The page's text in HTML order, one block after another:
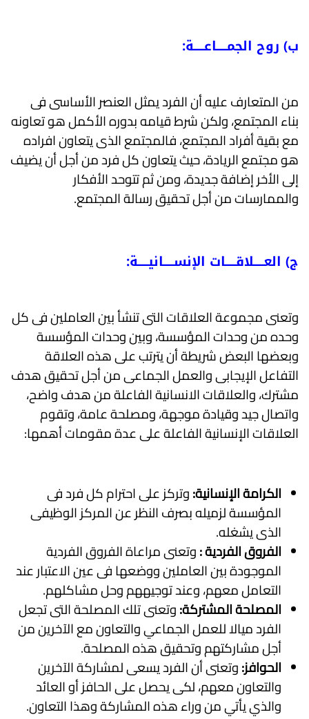
ب) روح الجمـــــاعـــــة:
من المتعارف عليه أن الفرد يمثل العنصر الأساسى فى
بناء المجتمع، ولكن شرط قيامه بدوره الأكمل هو تعاونه
مع بقية أفراد المجتمع، فالمجتمع الذى يتعاون افراده
هو مجتمع الريادة، حيث يتعاون كل فرد من أجل أن يضيف
إلى الأخر إضافة جديدة، ومن ثم تتوحد الأفكار
والممارسات من أجل تحقيق رسالة المجتمع.
ج) العـــــلاقـــــات الإنســـــانيـــــة:
وتعنى مجموعة العلاقات التى تنشأ بين العاملين فى كل
وحده من وحدات المؤسسة، وبين وحدات المؤسسة
وبعضها البعض شريطة أن يترتب على هذه العلاقة
التفاعل الإيجابى والعمل الجماعى من أجل تحقيق هدف
مشترك، والعلاقات الانسانية الفاعلة من هدف واضح،
واتصال جيد وقيادة موجهة، ومصلحة عامة، وتقوم
العلاقات الإنسانية الفاعلة على عدة مقومات أهمها:
الكرامة الإنسانية:وتركز على احترام كل فرد فى
المؤسسة لزميله بصرف النظر عن المركز الوظيفى
الذى يشغله.
الفروق الفردية :وتعنى مراعاة الفروق الفردية
الموجودة بين العاملين ووضعها فى عين الاعتبار عند
التعامل معهم، وعند توجيههم وحل مشاكلهم.
المصلحة المشتركة:وتعنى تلك المصلحة التى تجعل
الفرد ميالا للعمل الجماعي والتعاون مع الآخرين من
أجل مشاركتهم وتحقيق هذه المصلحة.
الحوافز:وتعنى أن الفرد يسعى لمشاركة الآخرين
والتعاون معهم، لكى يحصل على الحافز أو العائد
والذي يأتي من وراء هذه المشاركة وهذا التعاون.